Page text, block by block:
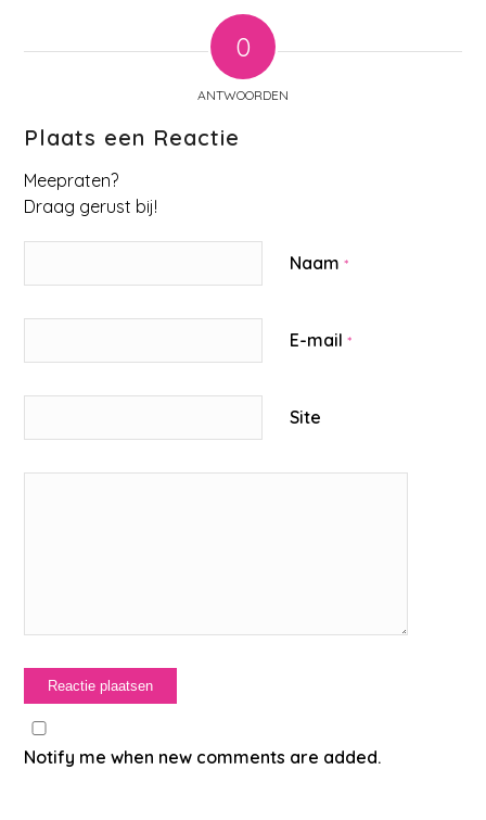
0
ANTWOORDEN
Plaats een Reactie
Meepraten?
Draag gerust bij!
Naam*
E-mail*
Site
Notify me when new comments are added.